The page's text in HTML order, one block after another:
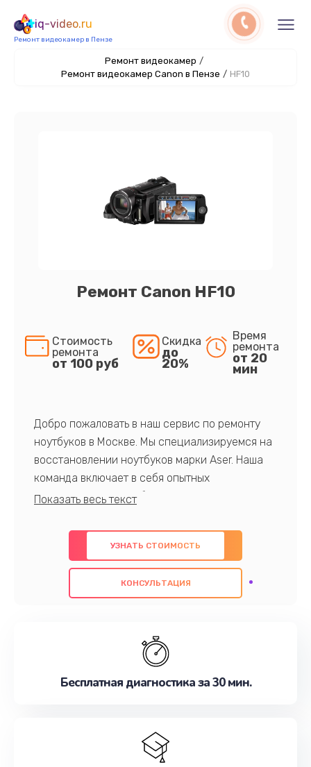
iq-video.ru
Ремонт видеокамер в Пензе
Ремонт видеокамер /
Ремонт видеокамер Canon в Пензе / HF10
Ремонт Canon HF10
Стоимость
ремонта
от 100 руб
Скидка
до
20%
Время
ремонта
от 20
мин
Добро пожаловать в наш сервис по ремонту
ноутбуков в Москве. Мы специализируемся на
восстановлении ноутбуков марки Aser. Наша
команда включает в себя опытных
профессионалов с обширными знаниями и
предлагаем быстрый и качественный ремонт с
использованием оригинальных компонентов, а
также гарантируем качество всех
проведенных работ. Наша цель - предоставить
наилучшим образом. Не медлите записаться на
УЗНАТЬ СТОИМОСТЬ
КОНСУЛЬТАЦИЯ
Бесплатная диагностика за 30 мин.